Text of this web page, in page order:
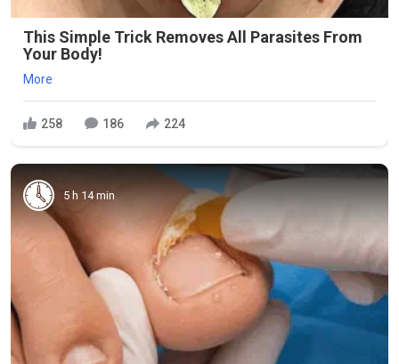
This Simple Trick Removes All Parasites From
Your Body!
More
258 186 224
5 h 14 min